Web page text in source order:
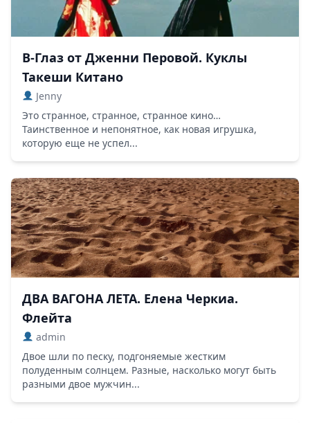
В-Глаз от Дженни Перовой. Куклы
Такеши Китано
Jenny
Это странное, странное, странное кино…
Таинственное и непонятное, как новая игрушка,
которую еще не успел...
ДВА ВАГОНА ЛЕТА. Елена Черкиа.
Флейта
admin
Двое шли по песку, подгоняемые жестким
полуденным солнцем. Разные, насколько могут быть
разными двое мужчин...